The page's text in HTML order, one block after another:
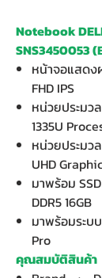
Notebook
SNS3450053
หน้าจอแสดง
FHD IPS
หน่วยประมว
1335U
หน่วยประม
UHD
มาพร้อม
DDR5 16GB
มาพร้อมระบ
Pro
คุณสมบัติสินค้า